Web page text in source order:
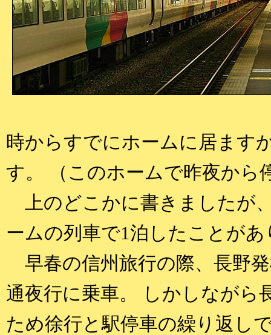
時からすでにホームに居ます
す。 （このホームで昨夜から
上のどこかに書きましたが
ームの列車で1泊したことが
早春の信州旅行の際、長野
通夜行に乗車。 しかしながら
ため徐行と駅停車の繰り返し